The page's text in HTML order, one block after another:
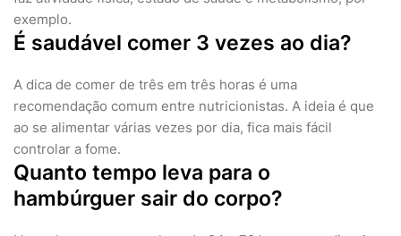
exemplo.
É saudável comer 3 vezes ao dia?
A dica de comer de três em três horas é uma
recomendação comum entre nutricionistas. A ideia é que
ao se alimentar várias vezes por dia, fica mais fácil
controlar a fome.
Quanto tempo leva para o
hambúrguer sair do corpo?